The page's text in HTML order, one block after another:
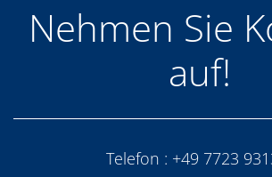
Nehmen Sie
auf!
Telefon : +49 7723